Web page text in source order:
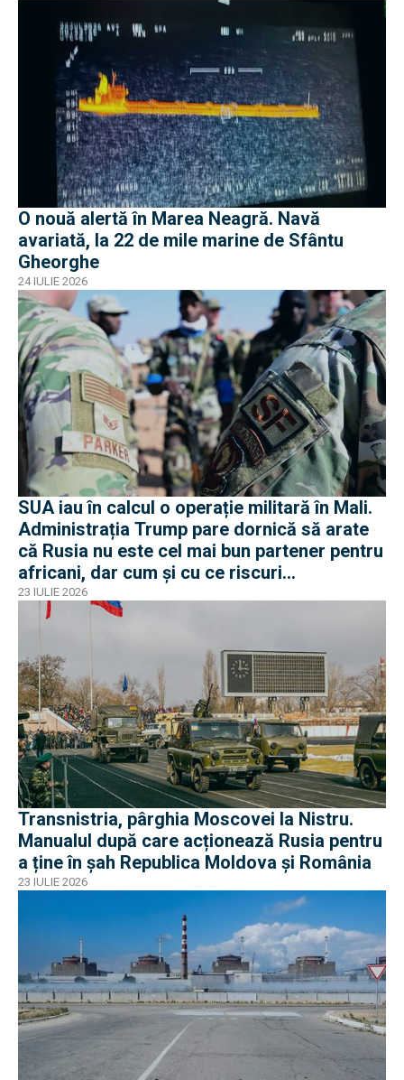
O nouă alertă în Marea Neagră. Navă
avariată, la 22 de mile marine de Sfântu
Gheorghe
24 IULIE 2026
SUA iau în calcul o operație militară în Mali.
Administrația Trump pare dornică să arate
că Rusia nu este cel mai bun partener pentru
africani, dar cum și cu ce riscuri
operaționale?
23 IULIE 2026
Transnistria, pârghia Moscovei la Nistru.
Manualul după care acționează Rusia pentru
a ține în șah Republica Moldova și România
23 IULIE 2026